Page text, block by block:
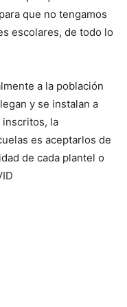
que no tengamos
escolares, de todo lo
a la población
y se instalan a
inscritos, la
es aceptarlos de
de cada plantel o